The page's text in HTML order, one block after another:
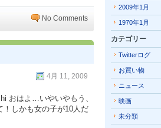
No Comments
4月 11, 2009
おはよ…いやいやもう、
！しかも女の子が10人だ
2009年1月
1970年1月
カテゴリー
Twitterログ
お買い物
ニュース
映画
未分類